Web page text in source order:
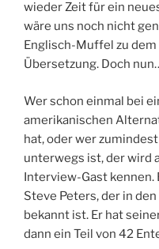
wieder Zeit für ein
wäre uns noch nicht
Englisch-Muffel zu
Übersetzung. Doch
Wer schon einmal bei
amerikanischen
hat, oder wer
unterwegs ist, der wird
Interview-Gast kennen.
Steve Peters, der in
bekannt ist. Er hat
dann ein Teil von 42